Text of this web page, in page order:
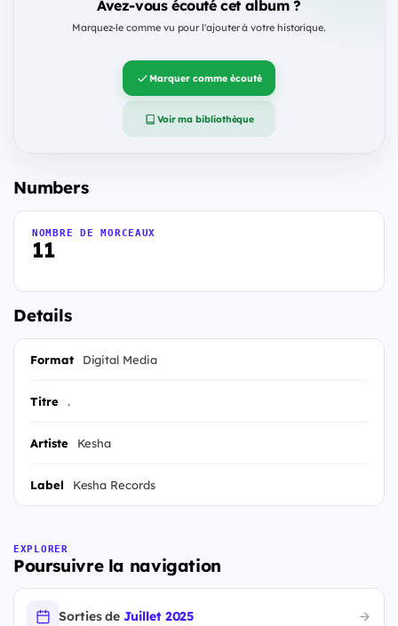
Avez-vous écouté cet album ?
Marquez-le comme vu pour l'ajouter à votre historique.
Marquer comme écouté
Voir ma bibliothèque
Numbers
11
NOMBRE DE MORCEAUX
Details
Format Digital Media
Titre .
Artiste Kesha
Label Kesha Records
EXPLORER
Poursuivre la navigation
Sorties deJuillet 2025